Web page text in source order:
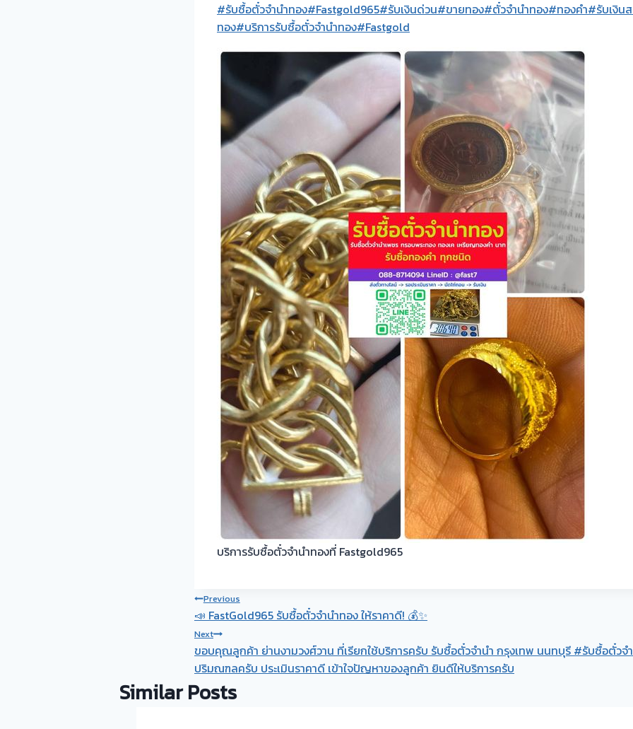
#รับซื้อตั๋วจำนำทอง#Fastgold965#รับเงินด่วน#ขายทอง#ตั๋วจำนำทอง#ทองคำ#รับเงิน
ทอง#บริการรับซื้อตั๋วจำนำทอง#Fastgold
บริการรับซื้อตั๋วจำนำทองที่ Fastgold965
Post
navigation
Previous
📣 FastGold965 รับซื้อตั๋วจำนำทอง ให้ราคาดี! 💰✨
Next
ขอบคุณลูกค้า ย่านงามวงศ์วาน ที่เรียกใช้บริการครับ รับซื้อตั๋วจำนำ กรุงเทพ นนทบุรี #รับซื้อตั๋วจ
ปริมณฑลครับ ประเมินราคาดี เข้าใจปัญหาของลูกค้า ยินดีให้บริการครับ
Similar Posts